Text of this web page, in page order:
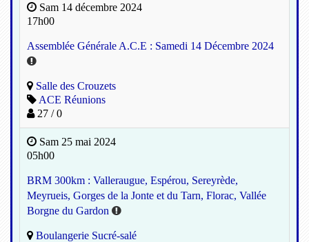
Sam 14 décembre 2024
17h00
Assemblée Générale A.C.E : Samedi 14 Décembre 2024
Salle des Crouzets
ACE Réunions
27 / 0
Sam 25 mai 2024
05h00
BRM 300km : Valleraugue, Espérou, Sereyrède,
Meyrueis, Gorges de la Jonte et du Tarn, Florac, Vallée
Borgne du Gardon
Boulangerie Sucré-salé